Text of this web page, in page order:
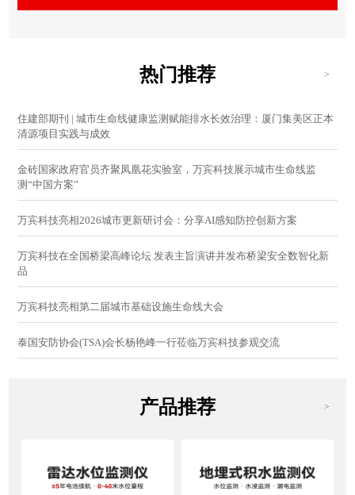
热门推荐 >
住建部期刊 | 城市生命线健康监测赋能排水长效治理：厦门集美区正本
清源项目实践与成效
金砖国家政府官员齐聚凤凰花实验室，万宾科技展示城市生命线监
测“中国方案”
万宾科技亮相2026城市更新研讨会：分享AI感知防控创新方案
万宾科技在全国桥梁高峰论坛 发表主旨演讲并发布桥梁安全数智化新
品
万宾科技亮相第二届城市基础设施生命线大会
泰国安防协会(TSA)会长杨艳峰一行莅临万宾科技参观交流
产品推荐 >